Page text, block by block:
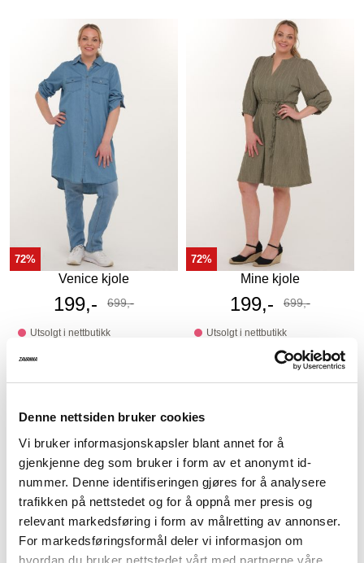
Denne nettsiden bruker cookies
Vi bruker informasjonskapsler blant annet for å
gjenkjenne deg som bruker i form av et anonymt id-
nummer. Denne identifiseringen gjøres for å analysere
trafikken på nettstedet og for å oppnå mer presis og
relevant markedsføring i form av målretting av annonser.
For markedsføringsformål deler vi informasjon om
hvordan du bruker nettstedet vårt med partnerne våre
72%
Venice kjole
Tilbudspris
199,- Før
699,-
Utsolgt i nettbutikk
72%
Mine kjole
Tilbudspris
199,- Før
699,-
Utsolgt i nettbutikk
På lager i butikk